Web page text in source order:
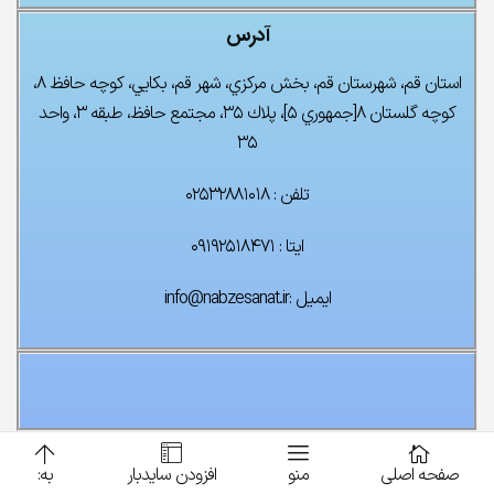
صفحه اصلی منو افزودن سایدبار به:
۰ تومان ۰ تومان
آدرس
استان قم، شهرستان قم، بخش مركزي، شهر قم، بكايي، كوچه حافظ ۸،
كوچه گلستان ۸[جمهوري ۵]، پلاك ۳۵، مجتمع حافظ، طبقه ۳، واحد
۳۵
تلفن : ۰۲۵۳۲۸۸۱۰۱۸
ایتا : ۰۹۱۹۲۵۱۸۴۷۱
ایمیل :info@nabzesanat.ir